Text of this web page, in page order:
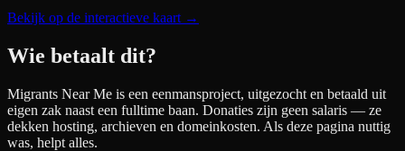
Bekijk op de interactieve kaart →
Wie betaalt dit?
Migrants Near Me is een eenmansproject, uitgezocht en betaald uit
eigen zak naast een fulltime baan. Donaties zijn geen salaris — ze
dekken hosting, archieven en domeinkosten. Als deze pagina nuttig
was, helpt alles.